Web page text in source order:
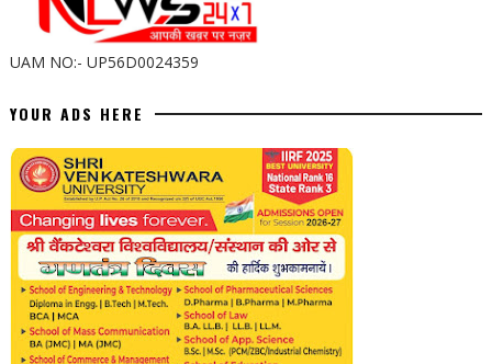
UAM NO:- UP56D0024359
YOUR ADS HERE